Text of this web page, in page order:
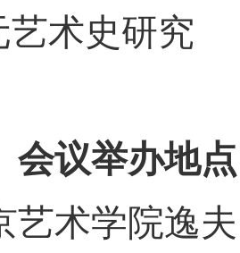
术史研究
议举办地
术学院逸夫